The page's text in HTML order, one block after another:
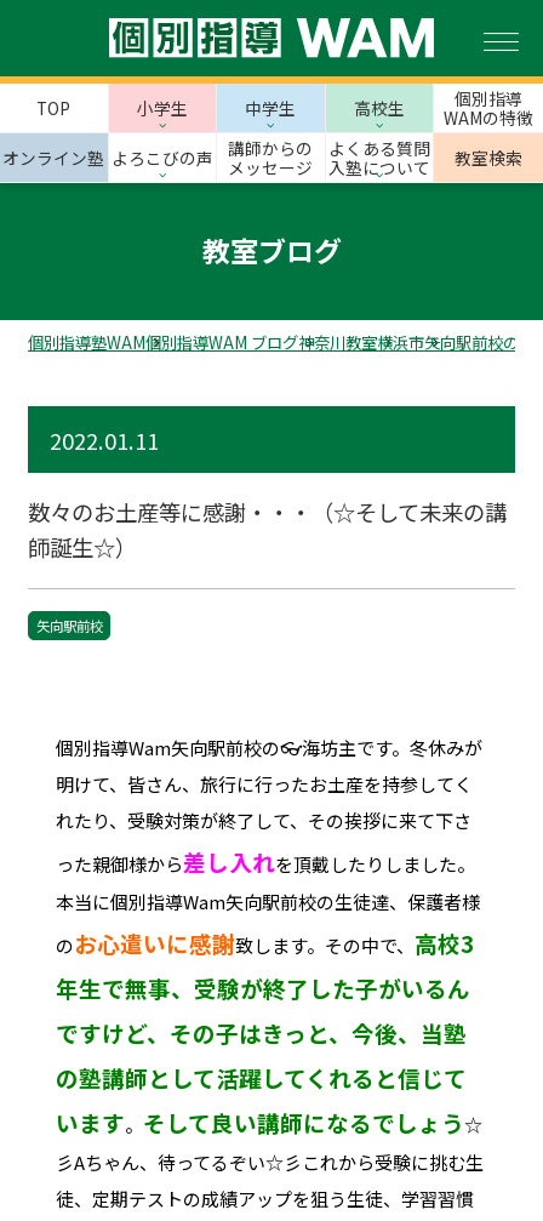
TOP 小学生 中学生 高校生
個別指導
WAMの特徴
オンライン塾 よろこびの声
講師からの
メッセージ
よくある質問
入塾について
教室検索
教室ブログ
個別指導塾WAM個別指導WAM ブログ神奈川教室横浜市矢向駅前校のス
2022.01.11
数々のお土産等に感謝・・・（☆そして未来の講
師誕生☆）
矢向駅前校
個別指導Wam矢向駅前校の👓海坊主です。冬休みが
明けて、皆さん、旅行に行ったお土産を持参してく
れたり、受験対策が終了して、その挨拶に来て下さ
った親御様から差し入れを頂戴したりしました。
本当に個別指導Wam矢向駅前校の生徒達、保護者様
のお心遣いに感謝致します。その中で、 高校3
年生で無事、受験が終了した子がいるん
ですけど、その子はきっと、今後、当塾
の塾講師として活躍してくれると信じて
います。 そして良い講師になるでしょう☆
彡Aちゃん、待ってるぞい☆彡これから受験に挑む生
徒、定期テストの成績アップを狙う生徒、学習習慣